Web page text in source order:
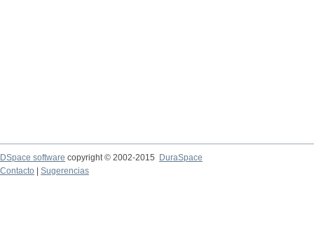
DSpace software copyright © 2002-2015
DuraSpace
Contacto
Sugerencias